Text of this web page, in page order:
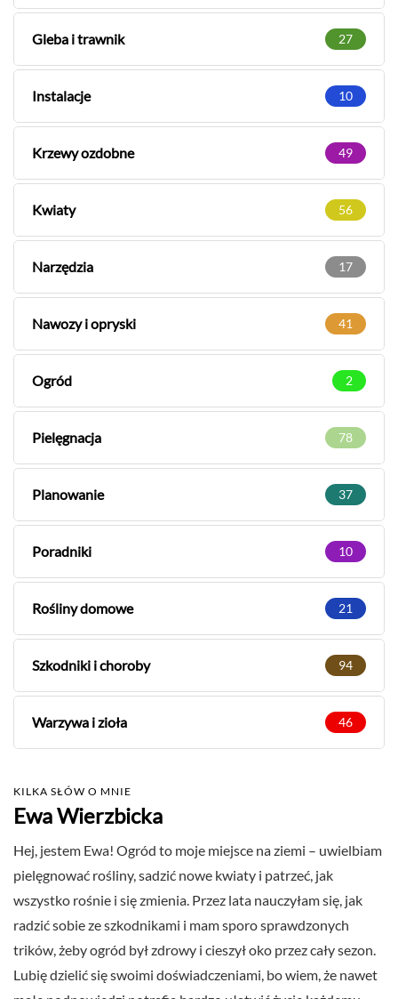
Gleba i trawnik 27
Instalacje 10
Krzewy ozdobne 49
Kwiaty 56
Narzędzia 17
Nawozy i opryski 41
Ogród 2
Pielęgnacja 78
Planowanie 37
Poradniki 10
Rośliny domowe 21
Szkodniki i choroby 94
Warzywa i zioła 46
KILKA SŁÓW O MNIE
Ewa Wierzbicka
Hej, jestem Ewa! Ogród to moje miejsce na ziemi – uwielbiam
pielęgnować rośliny, sadzić nowe kwiaty i patrzeć, jak
wszystko rośnie i się zmienia. Przez lata nauczyłam się, jak
radzić sobie ze szkodnikami i mam sporo sprawdzonych
trików, żeby ogród był zdrowy i cieszył oko przez cały sezon.
Lubię dzielić się swoimi doświadczeniami, bo wiem, że nawet